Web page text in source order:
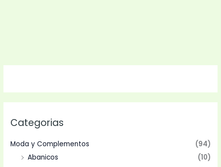
Categorias
Moda y Complementos
(94)
Abanicos
(10)